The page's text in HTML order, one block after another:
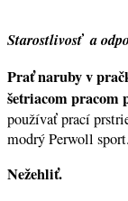
Starostlivosť a
Prať naruby v
šetriacom pracom
používať prací
modrý Perwoll
Nežehliť.